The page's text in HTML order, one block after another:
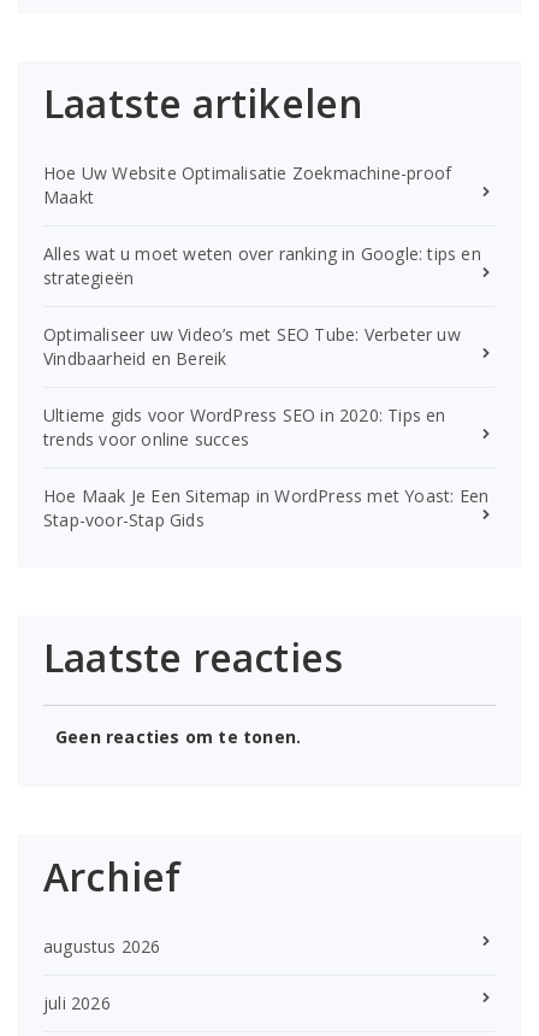
Laatste artikelen
Hoe Uw Website Optimalisatie Zoekmachine-proof
Maakt
Alles wat u moet weten over ranking in Google: tips en
strategieën
Optimaliseer uw Video’s met SEO Tube: Verbeter uw
Vindbaarheid en Bereik
Ultieme gids voor WordPress SEO in 2020: Tips en
trends voor online succes
Hoe Maak Je Een Sitemap in WordPress met Yoast: Een
Stap-voor-Stap Gids
Laatste reacties
Geen reacties om te tonen.
Archief
augustus 2026
juli 2026